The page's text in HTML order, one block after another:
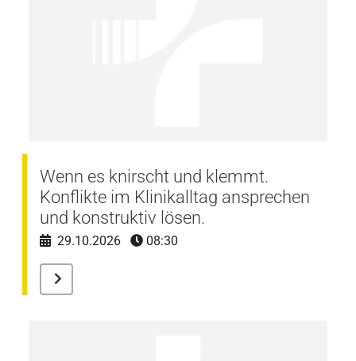
Wenn es knirscht und klemmt.
Konflikte im Klinikalltag ansprechen
und konstruktiv lösen.
29.10.2026 08:30